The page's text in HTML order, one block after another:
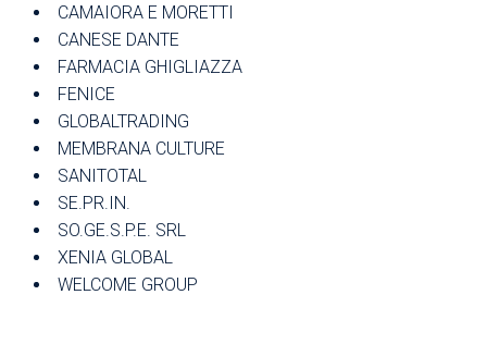
CAMAIORA E MORETTI
CANESE DANTE
FARMACIA GHIGLIAZZA
FENICE
GLOBALTRADING
MEMBRANA CULTURE
SANITOTAL
SE.PR.IN.
SO.GE.S.P.E. SRL
XENIA GLOBAL
WELCOME GROUP